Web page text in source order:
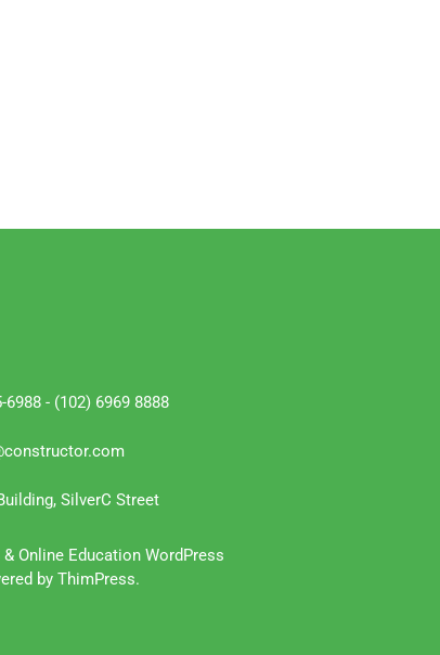
6988 - (102) 6969 8888
SilverC Street
Online Education WordPress
by ThimPress.